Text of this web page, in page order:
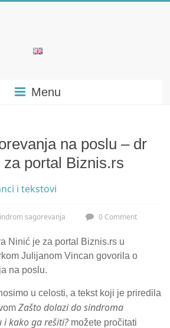
Menu
na poslu – dr
portal Biznis.rs
i tekstovi
sagorevanja 0 Comment
Ninić je za portal Biznis.rs u
Julijanom Vincan govorila o
na poslu.
u celosti, a tekst koji je priredila
Zašto dolazi do sindroma
i kako ga rešiti?možete pročitati